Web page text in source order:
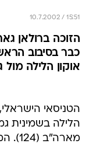
10.7.2002 / 15:51
הזוכה ברולאן
כבר בסיבוב
אוקון הלילה מול
הלילה בשמינית